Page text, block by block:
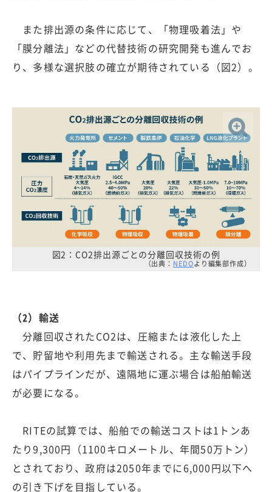
また排出源の条件に応じて、「物理吸着法」や
「膜分離法」などの代替技術の研究開発も進んでお
り、多様な選択肢の確立が期待されている（図2）。
図2：CO2排出源ごとの分離回収技術の例
（出典： NEDOより編集部作成）
（2）輸送
分離回収されたCO2は、圧縮または液化した上
で、貯留地や利用先まで輸送される。主な輸送手段
はパイプラインだが、遠隔地に運ぶ場合は船舶輸送
が必要になる。
RITEの試算では、船舶での輸送コストは1トンあ
たり9,300円（1100キロメートル、年間50万トン）
とされており、政府は2050年までに6,000円以下へ
の引き下げを目指している。